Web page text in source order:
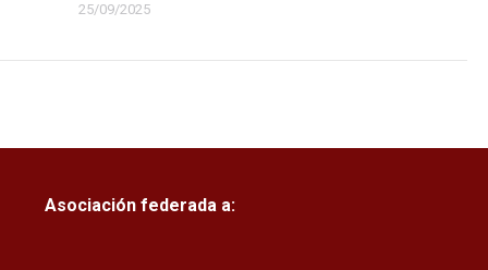
25/09/2025
Asociación federada a: